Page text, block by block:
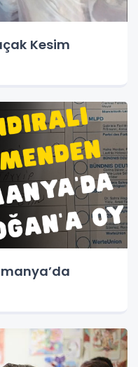
Kesim